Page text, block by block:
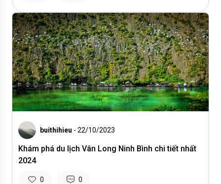
buithihieu - 22/10/2023
Khám phá du lịch Vân Long Ninh Bình chi tiết nhất
2024
0 0